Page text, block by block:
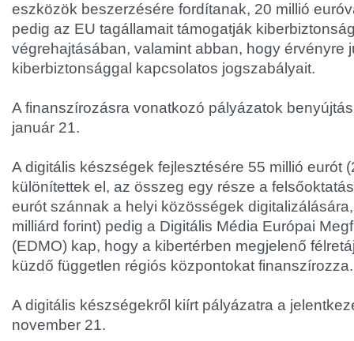
eszközök beszerzésére fordítanak, 20 millió
pedig az EU tagállamait támogatják
végrehajtásában, valamint abban, hogy érvényre
kiberbiztonsággal kapcsolatos jogszabályait.
A finanszírozásra vonatkozó pályázatok
január 21.
A digitális készségek fejlesztésére 55 millió eurót
különítettek el, az összeg egy része a
eurót szánnak a helyi közösségek
milliárd forint) pedig a Digitális Média Európai
(EDMO) kap, hogy a kibertérben megjelenő
küzdő független régiós központokat finanszírozza.
A digitális készségekről kiírt pályázatra a
november 21.